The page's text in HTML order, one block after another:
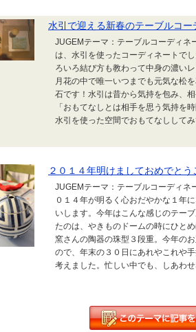
水引で迎える新春のテーブルコー
JUGEMテーマ：テーブルコーディネ
は、水引を使ったコーディネートで
ろいろ結び方も教わって中身の濃い
月花の中で唯一いつまでも元気な松
石です！水引は昔から気持を包み、
「おもてなしとは相手を思う気持を
水引を使った空間でおもてなしして
２０１４年明けましておめでとう
JUGEMテーマ：テーブルコーディネ
０１４年が明るく心おだやかな１年
いします。今年はこんな感じのテー
たのは、やきものドームの時にひと
窯さんの陶器の珠型３段重。今年の
ので、年末の３０日にあれやこれや
考えました。忙しい中でも、しあわ